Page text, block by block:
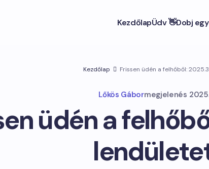
KezdőlapÜdv 👋Dobj
Kezdőlap Frissen üdén a felhőből:
Lőkös Gábormegjelenés
üdén a